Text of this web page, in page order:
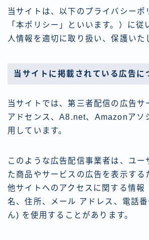
当サイトは、以下のプライバシーポ
「本ポリシー」といいます。）に従
人情報を適切に取り扱い、保護いた
当サイトに掲載されている広告に
当サイトでは、第三者配信の広告
アドセンス、A8.net、Amazonアソ
用しています。
このような広告配信事業者は、ユー
た商品やサービスの広告を表示する
他サイトへのアクセスに関する情
名、住所、メール アドレス、電話
ん) を使用することがあります。